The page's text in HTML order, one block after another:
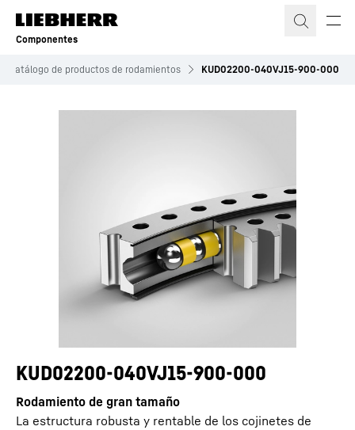
Componentes
Catálogo de productos de rodamientos KUD02200-040VJ15-900-000
KUD02200-040VJ15-900-000
Rodamiento de gran tamaño
La estructura robusta y rentable de los cojinetes de